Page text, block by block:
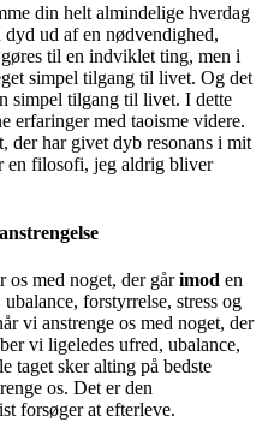
din helt almindelige hverdag
ud af en nødvendighed,
til en indviklet ting, men i
simpel tilgang til livet. Og det
simpel tilgang til livet. I dette
med taoisme videre.
der har givet dyb resonans i mit
en filosofi, jeg aldrig bliver
os med noget, der gårimod en
forstyrrelse, stress og
vi anstrenge os med noget, der
vi ligeledes ufred, ubalance,
taget sker alting på bedste
os. Det er den
forsøger at efterleve.